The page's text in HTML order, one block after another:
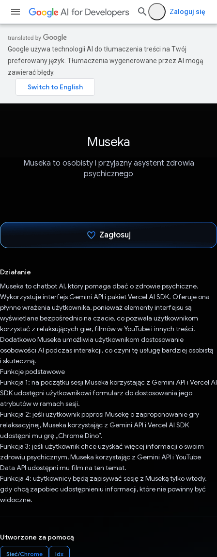
Zaloguj się
Google używa technologii AI do tłumaczenia treści na Twój
preferowany język. Tłumaczenia wygenerowane przez AI mogą
zawierać błędy.
Museka
Museka to osobisty i przyjazny asystent zdrowia
psychicznego
Zagłosuj
Działanie
Museka to chatbot AI, który pomaga dbać o zdrowie psychiczne.
Wykorzystuje interfejs Gemini API i pakiet Vercel AI SDK. Oferuje ona
płynne wrażenia użytkownika, ponieważ elementy interfejsu są
wyświetlane bezpośrednio na czacie, co pozwala użytkownikom
korzystać z relaksujących gier, filmów w YouTube i innych treści.
Dodatkowo Museka umożliwia użytkownikom dostosowanie
osobowości AI podczas interakcji, co czyni tę usługę bardziej osobistą
i skuteczną.
Funkcje podstawowe
Funkcja 1: na początku sesji Museka korzystając z Gemini API i Vercel AI
SDK udostępni użytkownikowi formularz do dostosowania jego
atrybutów w ramach sesji.
Funkcja 2: jeśli użytkownik poprosi Musekę o zaproponowanie gry
relaksacyjnej, Museka korzystając z Gemini API i Vercel AI SDK
udostępni mu grę „Chrome Dino”.
Funkcja 3: jeśli użytkownik chce uzyskać więcej informacji o swoim
zdrowiu psychicznym, Museka korzystając z Gemini API i YouTube
Data API udostępni mu film na ten temat.
Funkcja 4: użytkownicy będą zapisywać sesję z Museką tylko wtedy,
gdy chcą zapobiec udostępnieniu informacji, które nie powinny być
widoczne.
Utworzone za pomocą
Sieć/Chrome Idx